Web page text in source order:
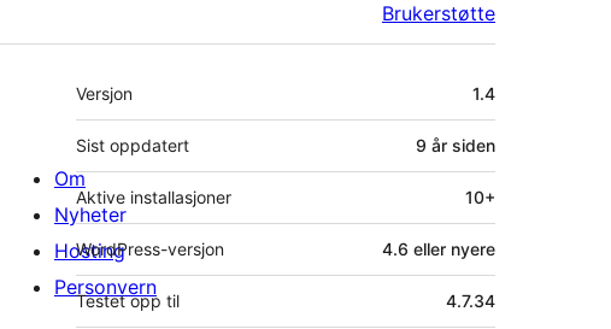
Brukerstøtte
Meta
Versjon 1.4
Sist oppdatert 9 år siden
Aktive installasjoner 10+
WordPress-versjon 4.6 eller nyere
Testet opp til 4.7.34
Om
Nyheter
Hosting
Personvern